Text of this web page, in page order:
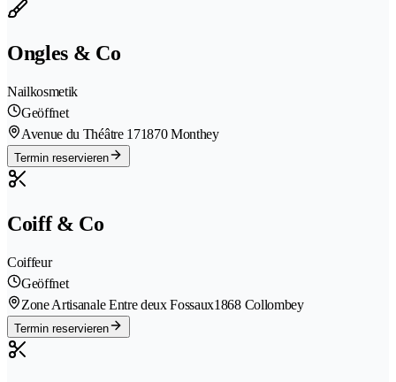
Ongles & Co
Nailkosmetik
Geöffnet
Avenue du Théâtre 171870 Monthey
Termin reservieren
Coiff & Co
Coiffeur
Geöffnet
Zone Artisanale Entre deux Fossaux1868 Collombey
Termin reservieren